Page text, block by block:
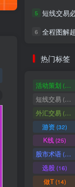
5 短线交易必须要
6 全程图解超
热门标签
活动策划 (49)
短线交易 (40)
外汇交易 (37)
游资 (32)
K线(25)
股市术语(21)
选股(16)
做T(14)
热门文章 最